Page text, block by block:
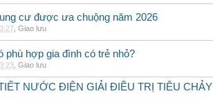
cư được ưa chuộng năm 2026
Giao lưu
phù hợp gia đình có trẻ nhỏ?
Giao lưu
NƯỚC ĐIỆN GIẢI ĐIỀU TRỊ TIÊU CHẢY